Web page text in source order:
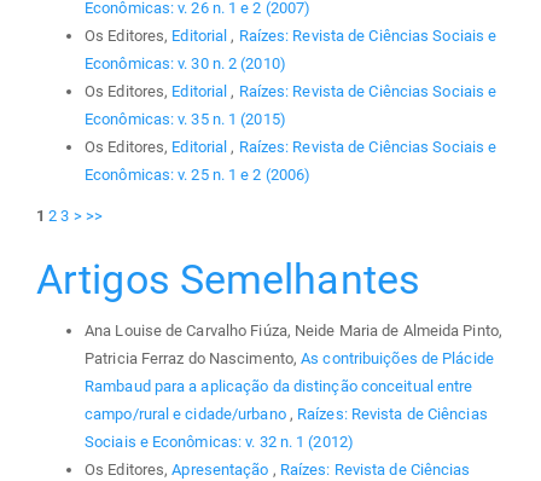
Econômicas: v. 26 n. 1 e 2 (2007)
Os Editores, Editorial , Raízes: Revista de Ciências Sociais e
Econômicas: v. 30 n. 2 (2010)
Os Editores, Editorial , Raízes: Revista de Ciências Sociais e
Econômicas: v. 35 n. 1 (2015)
Os Editores, Editorial , Raízes: Revista de Ciências Sociais e
Econômicas: v. 25 n. 1 e 2 (2006)
1 2 3 > >>
Artigos Semelhantes
Ana Louise de Carvalho Fiúza, Neide Maria de Almeida Pinto,
Patricia Ferraz do Nascimento,As contribuições de Plácide
Rambaud para a aplicação da distinção conceitual entre
campo/rural e cidade/urbano , Raízes: Revista de Ciências
Sociais e Econômicas: v. 32 n. 1 (2012)
Os Editores,Apresentação , Raízes: Revista de Ciências